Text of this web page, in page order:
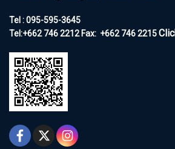
Tel : 095-595-3645
Tel:+662 746 2212Fax: +662 746 2215